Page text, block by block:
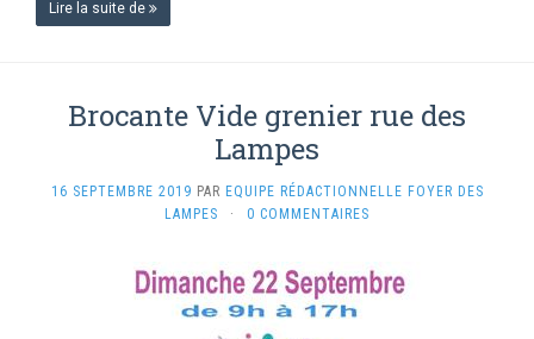
Lire la suite de
Brocante Vide grenier rue des
Lampes
16 SEPTEMBRE 2019 PAR EQUIPE RÉDACTIONNELLE FOYER DES
LAMPES
· 0 COMMENTAIRES